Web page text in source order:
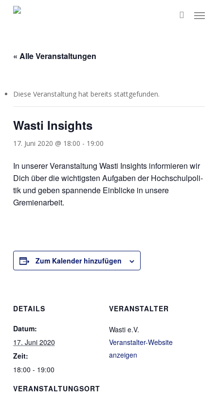
search
Menu
« Alle Veranstaltungen
Diese Veranstaltung hat bereits stattgefunden.
Wasti Insights
17. Juni 2020 @ 18:00 - 19:00
In unse­rer Ver­an­stal­tung Was­ti Insights infor­mie­ren wir
Dich über die wich­tigs­ten Auf­ga­ben der Hoch­schul­po­li­
tik und geben span­nen­de Ein­bli­cke in unse­re
Gremienarbeit.
Zum Kalender hinzufügen
DETAILS
Datum:
17. Juni 2020
Zeit:
18:00 - 19:00
VERANSTALTUNGSORT
VERANSTALTER
Wasti e.V.
Veranstalter-Website
anzeigen